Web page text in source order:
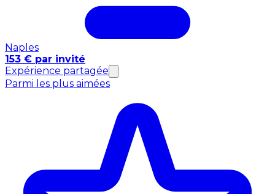
Naples
153 € par invité
Expérience partagée
Parmi les plus aimées